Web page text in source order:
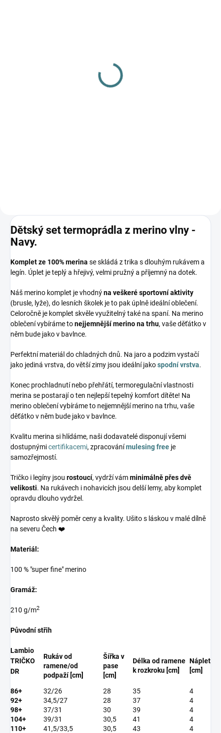
Dětský set termoprádla z merino vlny -
Navy.
Komplet ze 100% merina se skládá z trika s dlouhým rukávem a
legín. Úplet je teplý a hřejivý, velmi pružný a příjemný na dotek.
Náš merino komplet je vhodnýna veškeré sportovní aktivity
(brusle, lyže), do lesních školek je to pak úplně ideální oblečení.
Celoročně je komplet skvěle využitelný také na spaní. Na merino
oblečení vybíráme tonejjemnější merino na trhu, vaše děťátko v
něm bude jako v bavlnce.
Perfektní materiál do chladných dnů. Na jaro a podzim vystačí
jako jediná vrstva, do větší zimy jsou ideální jakospodní vrstva.
Konec prochladnutí nebo přehřátí, termoregulační vlastnosti
merina se postarají o ten nejlepší tepelný komfort dítěte! Na
merino oblečení vybíráme to nejjemnější merino na trhu, vaše
děťátko v něm bude jako v bavlnce.
Kvalitu merina si hlídáme, naši dodavatelé disponují všemi
dostupnýmicertifikacemi, zpracovánímulesing free je
samozřejmostí.
Tričko i legíny jsou rostoucí, vydrží vámminimálně přes dvě
velikosti. Na rukávech i nohavicích jsou delší lemy, aby komplet
opravdu dlouho vydržel.
Naprosto skvělý poměr ceny a kvality. Ušito s láskou v malé dílně
na severu Čech ❤️
Materiál:
100 % "super fine" merino
Gramáž:
210 g/m2
Původní střih
Lambio
TRIČKO
DR
Rukáv od
ramene/od
podpaží [cm]
Šířka v
pase
[cm]
Délka od ramene
k rozkroku [cm]
Náplet
[cm]
86+ 32/26 28 35
4
92+
34,5/27 28 37
4
98+
37/31 30 39
4
104+
39/31 30,5 41
4
110+
41,5/33,5 30,5 43 4